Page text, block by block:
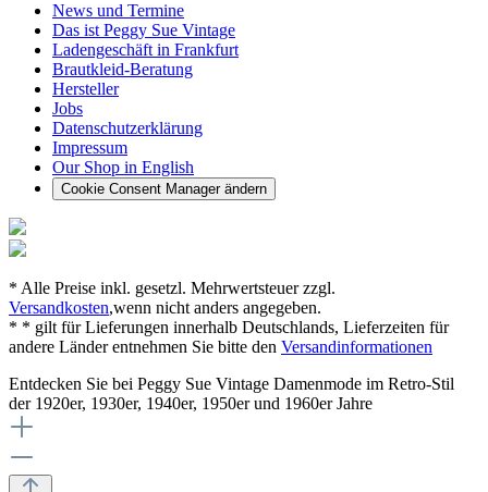
News und Termine
Das ist Peggy Sue Vintage
Ladengeschäft in Frankfurt
Brautkleid-Beratung
Hersteller
Jobs
Datenschutzerklärung
Impressum
Our Shop in English
Cookie Consent Manager ändern
* Alle Preise inkl. gesetzl. Mehrwertsteuer zzgl.
Versandkosten,wenn nicht anders angegeben.
* * gilt für Lieferungen innerhalb Deutschlands, Lieferzeiten für
andere Länder entnehmen Sie bitte den Versandinformationen
Entdecken Sie bei Peggy Sue Vintage Damenmode im Retro-Stil
der 1920er, 1930er, 1940er, 1950er und 1960er Jahre